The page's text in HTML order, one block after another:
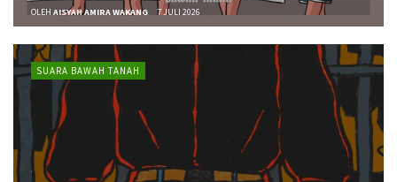
OLEH AISYAH AMIRA WAKANG 7 JULI 2026
SUARA BAWAH TANAH